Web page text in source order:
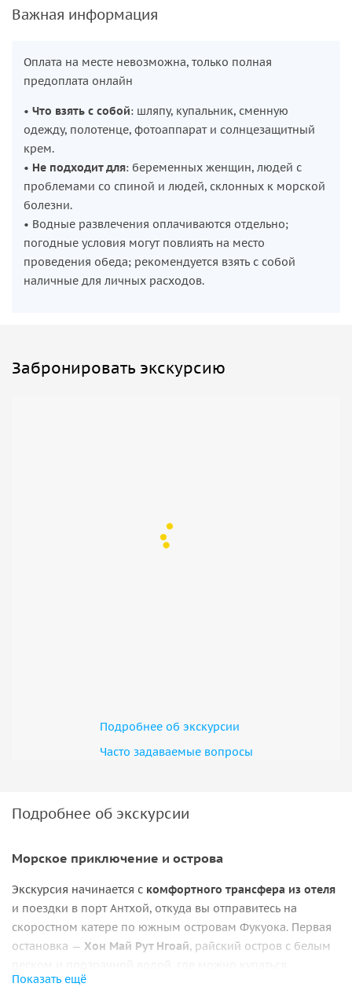
Важная информация
Оплата на месте невозможна, только полная
предоплата онлайн
• Что взять с собой: шляпу, купальник, сменную
одежду, полотенце, фотоаппарат и солнцезащитный
крем.
• Не подходит для: беременных женщин, людей с
проблемами со спиной и людей, склонных к морской
болезни.
• Водные развлечения оплачиваются отдельно;
погодные условия могут повлиять на место
проведения обеда; рекомендуется взять с собой
наличные для личных расходов.
Забронировать экскурсию
Подробнее об экскурсии
Часто задаваемые вопросы
Подробнее об экскурсии
Морское приключение и острова
Экскурсия начинается с комфортного трансфера из отеля
и поездки в порт Антхой, откуда вы отправитесь на
скоростном катере по южным островам Фукуока. Первая
остановка — Хон Май Рут Нгоай, райский остров с белым
отдыхать и сделать эффектные фотографии.
Показать ещё